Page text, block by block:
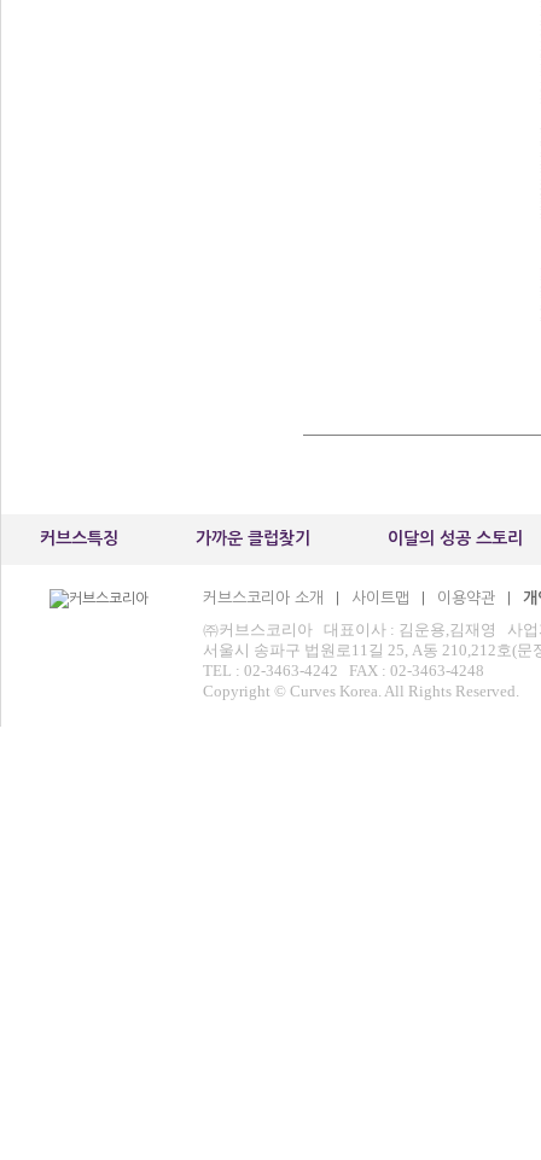
커브스특징 가까운 클럽찾기 이달의 성공 스토리
커브스코리아 소개 사이트맵 이용약관 개
㈜커브스코리아 대표이사 : 김운용,김재영 사업
서울시 송파구 법원로11길 25, A동 210,212호(
TEL : 02-3463-4242 FAX : 02-3463-4248
Copyright © Curves Korea. All Rights Reserved.